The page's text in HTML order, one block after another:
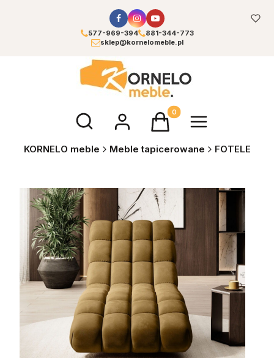
577-969-394
881-344-773
sklep@kornelomeble.pl
Otwórz wyszukiwarkęProdukty w koszyku: 0.
KORNELO meble Meble tapicerowane FOTELE